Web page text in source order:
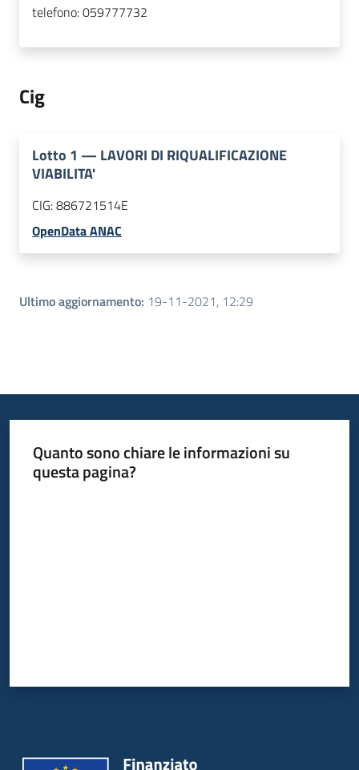
telefono:059777732
Cig
Lotto 1 — LAVORI DI RIQUALIFICAZIONE
VIABILITA'
CIG:886721514E
OpenData ANAC
Ultimo aggiornamento: 19-11-2021, 12:29
Quanto sono chiare le informazioni su
questa pagina?